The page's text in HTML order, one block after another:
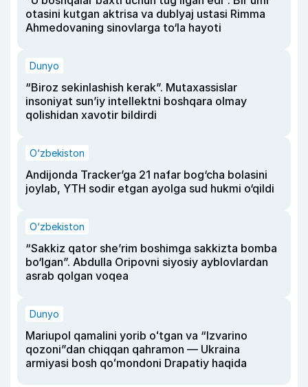
otasini kutgan aktrisa va dublyaj ustasi Rimma
Ahmedovaning sinovlarga to‘la hayoti
Dunyo
“Biroz sekinlashish kerak”. Mutaxassislar
insoniyat sun’iy intellektni boshqara olmay
qolishidan xavotir bildirdi
O‘zbekiston
Andijonda Tracker’ga 21 nafar bog‘cha bolasini
joylab, YTH sodir etgan ayolga sud hukmi o‘qildi
O‘zbekiston
“Sakkiz qator she’rim boshimga sakkizta bomba
bo‘lgan”. Abdulla Oripovni siyosiy ayblovlardan
asrab qolgan voqea
Dunyo
Mariupol qamalini yorib oʻtgan va “Izvarino
qozoni”dan chiqqan qahramon — Ukraina
armiyasi bosh qoʻmondoni Drapatiy haqida